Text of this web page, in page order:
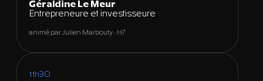
Géraldine Le Meur
Entrepreneure et investisseure
animé par Julien Marbouty · H7
11h30